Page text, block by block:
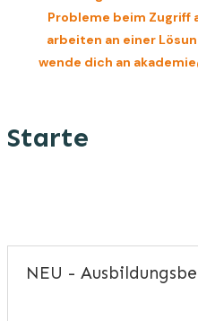
Probleme beim Zugriff
arbeiten an einer
wende dich an
Starte
NEU -